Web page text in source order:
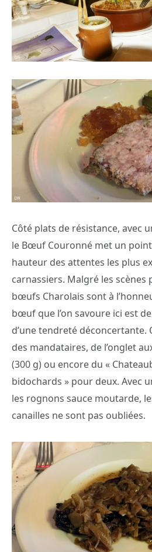
Côté plats de résistance, avec
le Bœuf Couronné met un
hauteur des attentes les plus
carnassiers. Malgré les scènes
bœufs Charolais sont à
bœuf que l’on savoure ici est
d’une tendreté déconcertante.
des mandataires, de l’onglet
(300 g) ou encore du «
bidochards » pour deux. Avec
les rognons sauce moutarde,
canailles ne sont pas oubliées.